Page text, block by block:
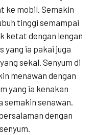
ke mobil. Semakin
tinggi semampai
ketat dengan lengan
yang ia pakai juga
sekal. Senyum di
menawan dengan
yang ia kenakan
senawan.
dengan